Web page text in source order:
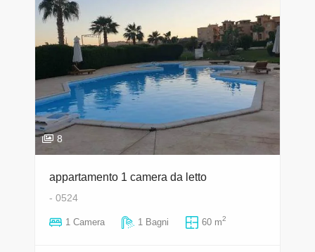
8
appartamento 1 camera da letto
- 0524
1 Camera 1 Bagni 60 m2